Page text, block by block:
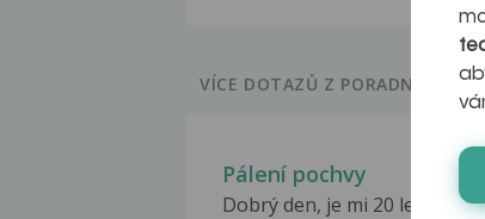
VÍCE DOTAZŮ Z PORADNY
Pálení pochvy
Dobrý den, je mi 20 let a dřív